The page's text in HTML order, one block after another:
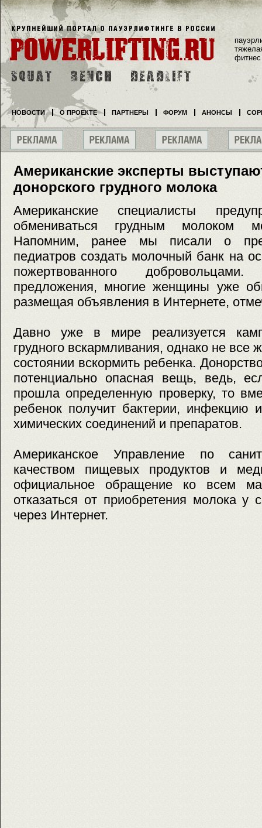
Американские эксперты
донорского грудного молока
Американские специалисты
обмениваться грудным молоком
Напомним, ранее мы писали о
педиатров создать молочный банк на
пожертвованного
предложения, многие женщины уже
размещая объявления в Интернете,
Давно уже в мире реализуется
грудного вскармливания, однако не все
состоянии вскормить ребенка.
потенциально опасная вещь, ведь,
прошла определенную проверку, то
ребенок получит бактерии, инфекцию
химических соединений и препаратов.
Американское Управление по
качеством пищевых продуктов и
официальное обращение ко всем
отказаться от приобретения молока у
через Интернет.
фитнес
НОВОСТИ О ПРОЕКТЕ ПАРТНЕРЫ ФОРУМ АНОНСЫ